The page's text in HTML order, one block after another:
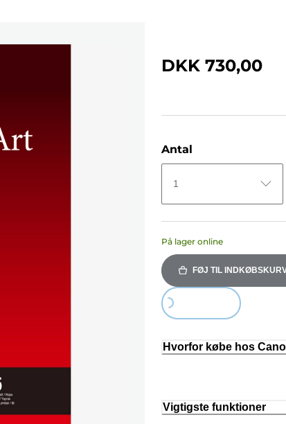
DKK 730,00
Antal
1
På lager online
FØJ TIL
Loading...
Hvorfor købe hos
Vigtigste funktioner